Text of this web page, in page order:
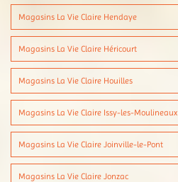
Magasins La Vie Claire Hendaye
Magasins La Vie Claire Héricourt
Magasins La Vie Claire Houilles
Magasins La Vie Claire Issy-les-Moulineaux
Magasins La Vie Claire Joinville-le-Pont
Magasins La Vie Claire Jonzac